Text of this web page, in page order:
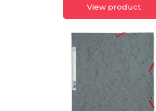
View product